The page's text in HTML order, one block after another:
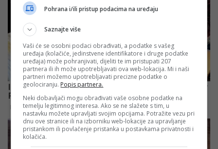
Pohrana i/ili pristup podacima na uređaju
Saznajte više
Vaši će se osobni podaci obrađivati, a podatke s vašeg
uređaja (kolačiće, jedinstvene identifikatore i druge podatke
uređaja) može pohranjivati, dijeliti te im pristupati 207
partnera ili ih može upotrebljavati ova web-lokacija. Mi i naši
partneri možemo upotrebljavati precizne podatke o
geolociranju. Popis partnera.
Neki dobavljači mogu obrađivati vaše osobne podatke na
temelju legitimnog interesa. Ako se ne slažete s tim, u
nastavku možete upravljati svojim opcijama. Potražite vezu pri
dnu ove stranice ili na izborniku web-lokacije za upravljanje
pristankom ili povlačenje pristanka u postavkama privatnosti i
kolačića.